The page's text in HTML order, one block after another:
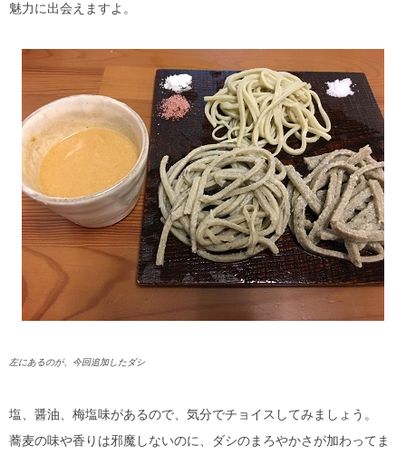
魅力に出会えますよ。
左にあるのが、今回追加したダシ
塩、醤油、梅塩味があるので、気分でチョイスしてみましょう。
蕎麦の味や香りは邪魔しないのに、ダシのまろやかさが加わってま